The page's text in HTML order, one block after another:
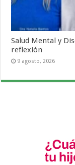
Salud Mental y
reflexión
9 agosto, 2026